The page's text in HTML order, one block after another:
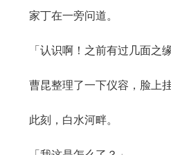
家丁在一旁问道。
「认识啊！之前有过几面之缘
曹昆整理了一下仪容，脸上挂
此刻，白水河畔。